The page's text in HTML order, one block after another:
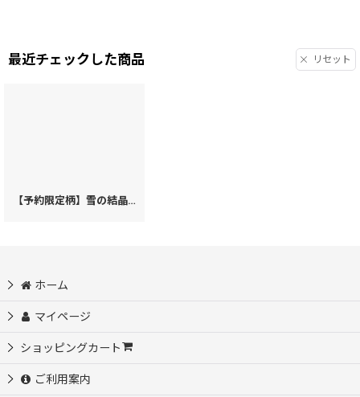
最近チェックした商品 リセット
【予約限定柄】雪の結晶 ぐるっとファスナーの長財布（金唐柄）［t］
ホーム
マイページ
ショッピングカート
ご利用案内